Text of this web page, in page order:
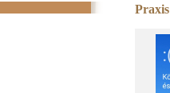
Praxis